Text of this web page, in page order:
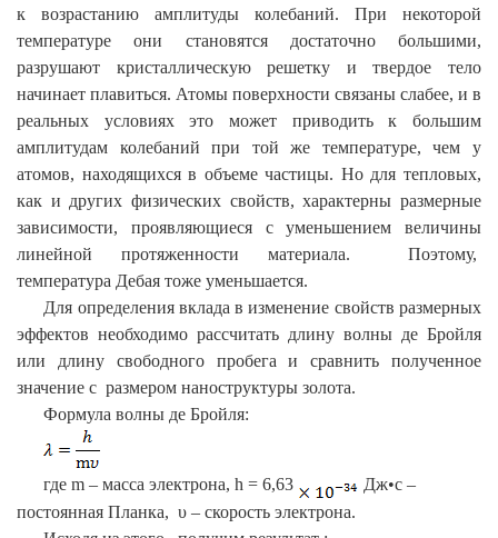
к возрастанию амплитуды колебаний.
При некоторой
температуре они становятся достаточно большими,
разрушают кристаллическую решетку и твердое тело
начинает плавиться. Атомы поверхности связаны слабее, и в
реальных условиях это может приводить к большим
амплитудам колебаний при той же температуре, чем у
атомов, находящихся в объеме частицы. Но для тепловых,
как и других физических свойств, характерны размерные
зависимости, проявляющиеся с уменьшением величины
линейной протяженности материала.
Поэтому,
температура Дебая тоже уменьшается.
Для определения вклада в изменение свойств размерных
эффектов необходимо рассчитать длину волны де Бройля
или длину свободного пробега и сравнить полученное
значение с размером наноструктуры золота.
Формула волны де Бройля:
где m – масса электрона, h = 6,63
Дж•с –
постоянная Планка, υ – скорость электрона.